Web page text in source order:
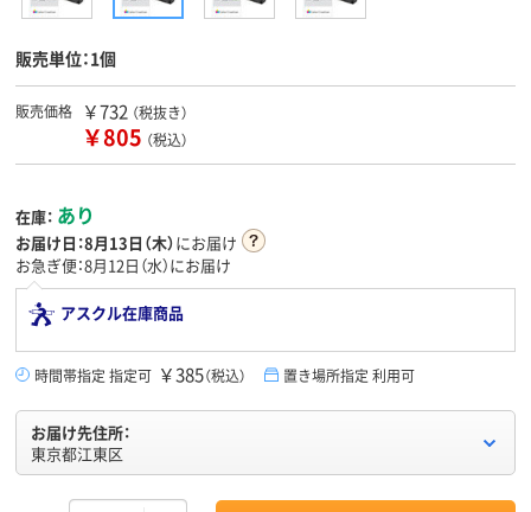
販売単位：1個
販売価格 ￥732 （税抜き）
￥805 （税込）
在庫： あり
お届け日：8月13日（木）にお届け
お急ぎ便：8月12日（水）にお届け
アスクル在庫商品
時間帯指定 指定可 ￥385（税込） 置き場所指定 利用可
お届け先住所：
東京都江東区